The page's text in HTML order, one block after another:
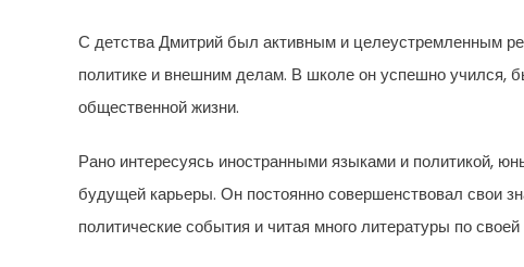
С детства Дмитрий был активным и целеустремленным
политике и внешним делам. В школе он успешно учился,
общественной жизни.
Рано интересуясь иностранными языками и политикой,
будущей карьеры. Он постоянно совершенствовал свои
политические события и читая много литературы по